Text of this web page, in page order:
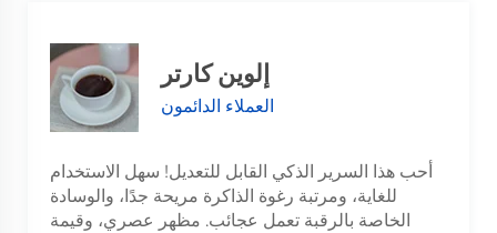
إلوين كارتر
العملاء الدائمون
أحب هذا السرير الذكي القابل للتعديل! سهل الاستخدام
للغاية، ومرتبة رغوة الذاكرة مريحة جدًا، والوسادة
الخاصة بالرقبة تعمل عجائب. مظهر عصري، وقيمة